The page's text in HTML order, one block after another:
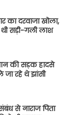
दरवाजा खोला,
सड़ी-गली लाश
की सड़क हादसे
रहे थे झांसी
से नाराज पिता